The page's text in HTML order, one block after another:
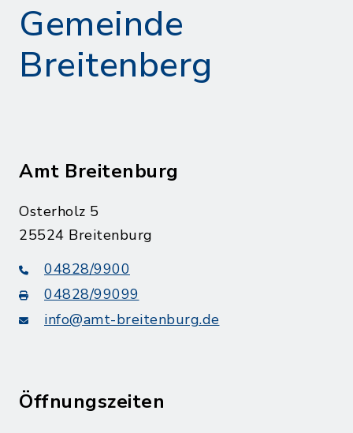
Gemeinde
Breitenberg
Amt Breitenburg
Osterholz 5
25524 Breitenburg
04828/9900
04828/99099
info@amt-breitenburg.de
Öffnungszeiten